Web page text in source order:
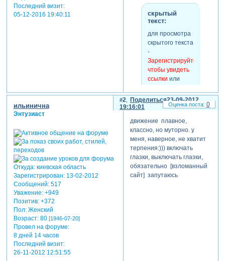
Последний визит:
05-12-2016 19:40:11
скрытый
текст:
для просмотра
скрытого текста
-
Зарегистрируйтесь,
чтобы увидеть
ссылки или
Поделиться
2
23-09-2012
19:16:01
ильинична
Энтузиаст
Откуда:киевская область
Зарегистрирован: 13-02-2012
Сообщений:517
Уважение: +949
Позитив: +372
Пол:Женский
Возраст:80 [1946-07-20]
Провел на форуме:
8 дней 14 часов
Последний визит:
26-11-2012 12:51:55
движение плавное,
классно, но муторно. у
меня, наверное, не хватит
терпения:))) включать
глазки, выключать глазки,
обязательно [взломанный
сайт] запутаюсь
0